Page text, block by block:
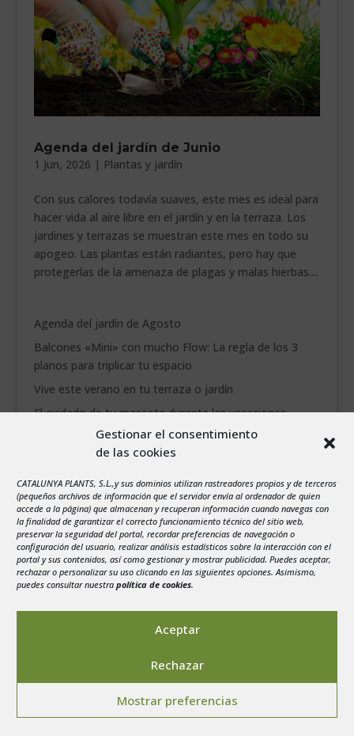
Gestionar el consentimiento
de las cookies
CATALUNYA PLANTS, S.L.,y sus dominios utilizan rastreadores propios y de terceros
(pequeños archivos de información que el servidor envía al ordenador de quien
accede a la página) que almacenan y recuperan información cuando navegas con
la finalidad de garantizar el correcto funcionamiento técnico del sitio web,
preservar la seguridad del portal, recordar preferencias de navegación o
configuración del usuario, realizar análisis estadísticos sobre la interacción con el
portal y sus contenidos, así como gestionar y mostrar publicidad. Puedes aceptar,
rechazar o personalizar su uso clicando en las siguientes opciones. Asimismo,
puedes consultar nuestra política de cookies.
Aceptar
Rechazar
Mostrar preferencias
Agenda del jardín de Junio
1 Jun, 2026 | Plantas y jardín
Con sus calores todavía suaves, este mes es ideal para
hacer vida al aire libre en el jardín y en la terraza. Los
jardines y terrazas se muestran este mes en todo su
apogeo. Las plantas están radiantes, pero hay que
protegerlas de la amenaza de plagas y malas hierbas....
Agenda del jardín de Agosto
Balcones «Mini» con mucho Flow: La regla de los 3
planos para triplicar tu espacio
Vive este verano en tu terraza o jardín
El cuidado de tu mascota durante las vacaciones
Agenda del jardín de Julio
L M X J V S
D
1
2 3 4 5 6
7
8
9 10 11 12 13
14
15
16 17 18 19 20
21
22
23 24 25